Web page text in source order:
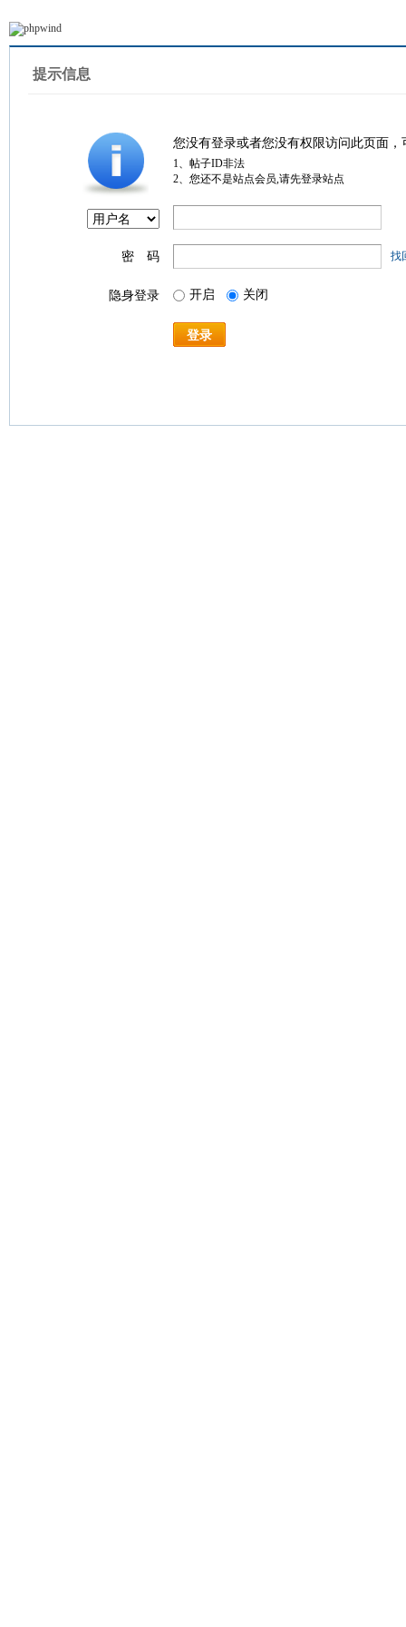
提示信息
您没有登录或者您没有权限访问此页面
1、帖子ID非法
2、您还不是站点会员,请先登录站点
密 码 找
隐身登录 开启 关闭
登录